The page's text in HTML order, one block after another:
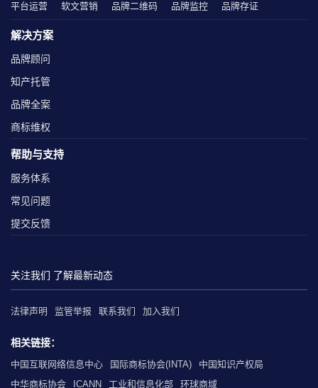
平台运营 软文营销 品牌二维码 品牌监控 品牌存证
解决方案
品牌顾问
知产托管
品牌全案
商标维权
帮助与支持
服务体系
常见问题
提交反馈
关注我们 了解最新动态
法律声明 监管举报 联系我们 加入我们
相关链接：
中国互联网络信息中心 国际商标协会(INTA)
中国知识产权局
中华商标协会
ICANN 工业和信息化部 环球商域